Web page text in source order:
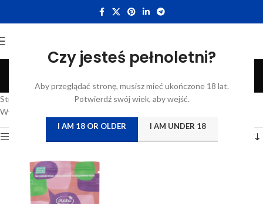
Czy jesteś pełnoletni?
Aby przeglądać stronę, musisz mieć ukończone 18 lat.
Potwierdź swój wiek, aby wejść.
I AM 18 OR OLDER I AM UNDER 18
Czarba porzeczka
Categories
Strona główna
Katalog/Produkty oznaczone “Czarba porzeczka”
Wyświetlanie jednego wyniku